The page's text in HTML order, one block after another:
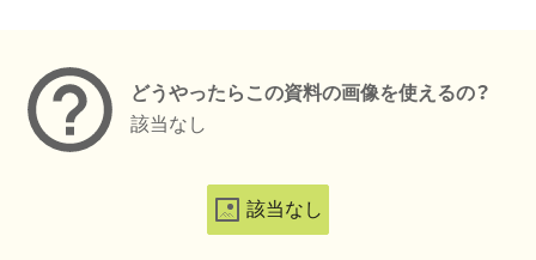
どうやったらこの資料の画像を使えるの？
該当なし
該当なし